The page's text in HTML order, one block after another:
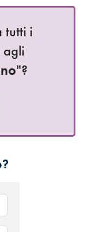
tutti i
agli
"?